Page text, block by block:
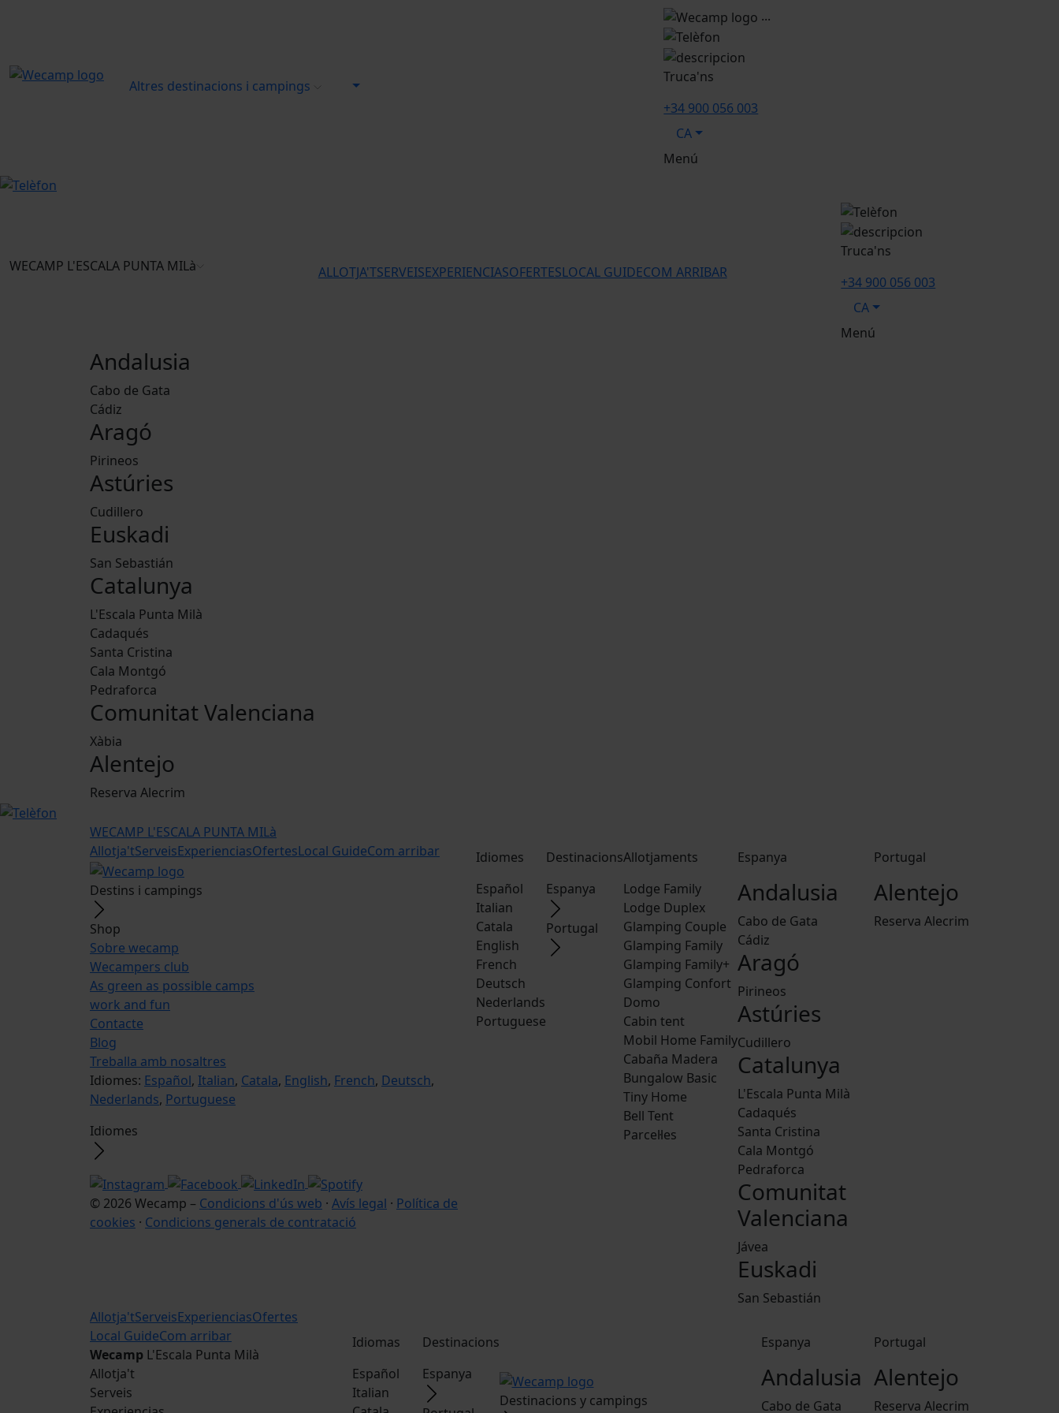
Altres destinacions i campings
...
Truca'ns
+34 900 056 003
CA
Menú
WECAMP L'ESCALA PUNTA MILà ALLOTJA'TSERVEISEXPERIENCIASOFERTESLOCAL GUIDECOM ARRIBAR
Truca'ns
+34 900 056 003
CA
Menú
Andalusia
Cabo de Gata
Cádiz
Aragó
Pirineos
Astúries
Cudillero
Euskadi
San Sebastián
Catalunya
L'Escala Punta Milà
Cadaqués
Santa Cristina
Cala Montgó
Pedraforca
Comunitat Valenciana
Xàbia
Alentejo
Reserva Alecrim
WECAMP L'ESCALA PUNTA MILà
Allotja'tServeisExperienciasOfertesLocal GuideCom arribar
Destins i campings
Shop
Sobre wecamp
Wecampers club
As green as possible camps
work and fun
Contacte
Blog
Treballa amb nosaltres
Idiomes: Español, Italian, Catala, English, French, Deutsch,
Nederlands, Portuguese
Idiomes
© 2026 Wecamp – Condicions d'ús web · Avís legal · Política de
cookies · Condicions generals de contratació
Idiomes
Español
Italian
Catala
English
French
Deutsch
Nederlands
Portuguese
Destinacions
Espanya
Portugal
Allotjaments
Lodge Family
Lodge Duplex
Glamping Couple
Glamping Family
Glamping Family+
Glamping Confort
Domo
Cabin tent
Mobil Home Family
Cabaña Madera
Bungalow Basic
Tiny Home
Bell Tent
Parcel·les
Espanya
Andalusia
Cabo de Gata
Cádiz
Aragó
Pirineos
Astúries
Cudillero
Catalunya
L'Escala Punta Milà
Cadaqués
Santa Cristina
Cala Montgó
Pedraforca
Comunitat
Valenciana
Jávea
Euskadi
San Sebastián
Portugal
Alentejo
Reserva Alecrim
Allotja'tServeisExperienciasOfertes
Local GuideCom arribar
Wecamp L'Escala Punta Milà
Allotja't
Serveis
Idiomas
Español
Italian
Destinacions
Espanya
Destinacions y campings
Espanya
Andalusia
Cabo de Gata
Portugal
Alentejo
Reserva Alecrim